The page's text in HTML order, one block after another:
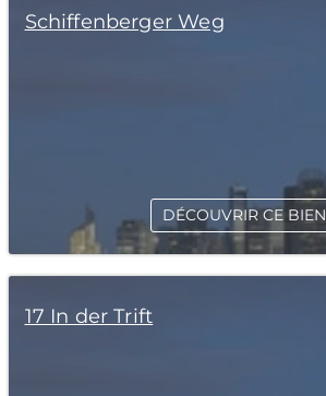
Schiffenberger Weg
DÉCOUVRIR CE BIEN
17 In der Trift